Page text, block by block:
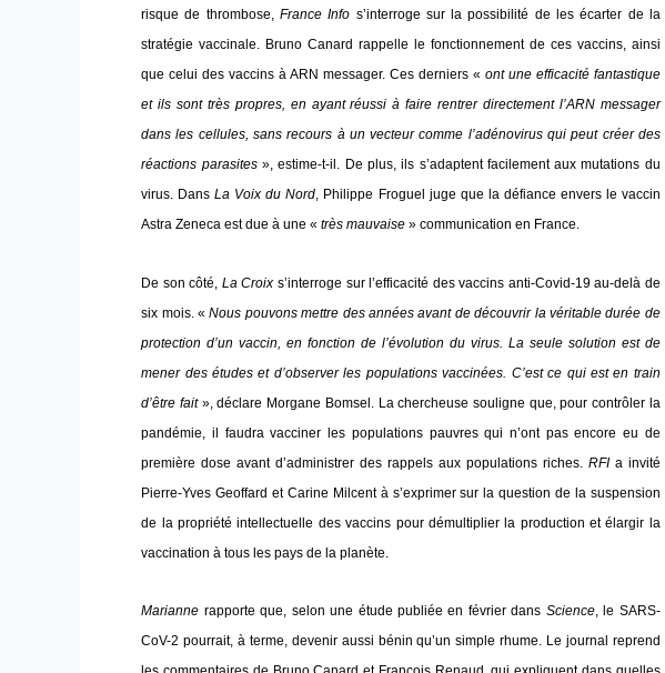
risque de thrombose,France Info s’interroge sur la possibilité de les écarter de la
stratégie vaccinale. Bruno Canard rappelle le fonctionnement de ces vaccins, ainsi
que celui des vaccins à ARN messager. Ces derniers « ont une efficacité fantastique
et ils sont très propres, en ayant réussi à faire rentrer directement l’ARN messager
dans les cellules, sans recours à un vecteur comme l’adénovirus qui peut créer des
réactions parasites», estime-t-il. De plus, ils s’adaptent facilement aux mutations du
virus. DansLa Voix du Nord, Philippe Froguel juge que la défiance envers le vaccin
Astra Zeneca est due à une «très mauvaise » communication en France.
De son côté, La Croix s’interroge sur l’efficacité des vaccins anti-Covid-19 au-delà de
six mois. «Nous pouvons mettre des années avant de découvrir la véritable durée de
protection d’un vaccin, en fonction de l’évolution du virus. La seule solution est de
mener des études et d’observer les populations vaccinées. C’est ce qui est en train
d’être fait», déclare Morgane Bomsel. La chercheuse souligne que, pour contrôler la
pandémie, il faudra vacciner les populations pauvres qui n’ont pas encore eu de
première dose avant d’administrer des rappels aux populations riches. RFIa invité
Pierre-Yves Geoffard et Carine Milcent à s’exprimer sur la question de la suspension
de la propriété intellectuelle des vaccins pour démultiplier la production et élargir la
vaccination à tous les pays de la planète.
Marianne rapporte que, selon une étude publiée en février dans Science, le SARS-
CoV-2 pourrait, à terme, devenir aussi bénin qu’un simple rhume. Le journal reprend